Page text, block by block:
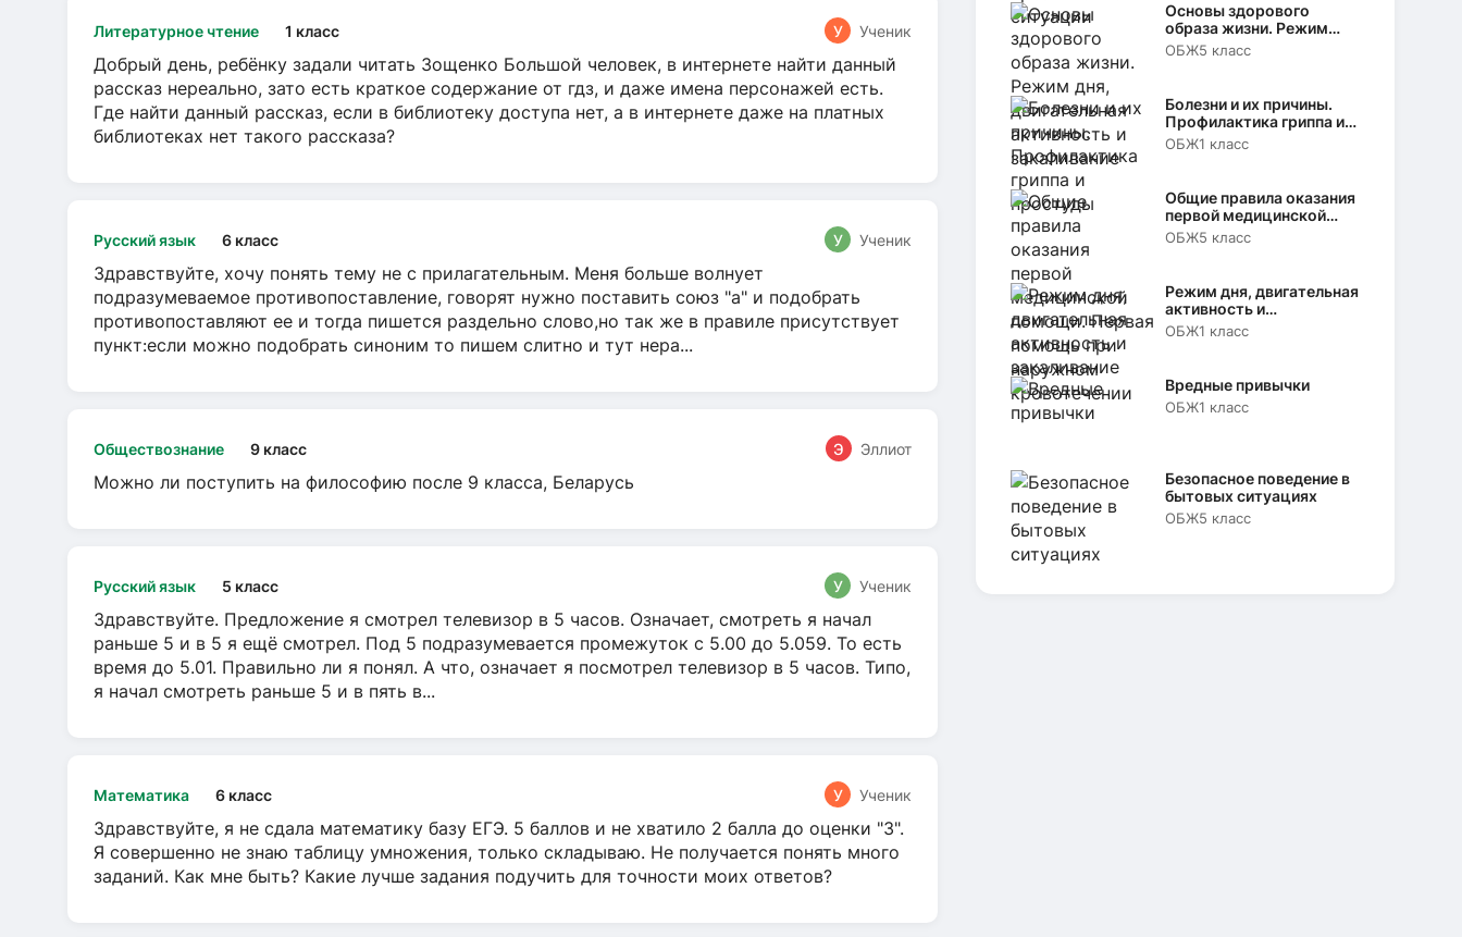
Основы здорового
образа жизни. Режим
дня, двигательная
ОБЖ5 класс
Болезни и их причины.
Профилактика гриппа и
простуды
ОБЖ1 класс
Общие правила оказания
первой медицинской
помощи. Первая помощь
ОБЖ5 класс
Режим дня, двигательная
активность и
закаливание
ОБЖ1 класс
Вредные привычки
ОБЖ1 класс
Безопасное поведение в
бытовых ситуациях
ОБЖ5 класс
Литературное чтение 1 класс У Ученик
Добрый день, ребёнку задали читать Зощенко Большой человек, в интернете найти данный
рассказ нереально, зато есть краткое содержание от гдз, и даже имена персонажей есть.
Где найти данный рассказ, если в библиотеку доступа нет, а в интернете даже на платных
библиотеках нет такого рассказа?
Русский язык 6 класс У Ученик
Здравствуйте, хочу понять тему не с прилагательным. Меня больше волнует
подразумеваемое противопоставление, говорят нужно поставить союз "а" и подобрать
противопоставляют ее и тогда пишется раздельно слово,но так же в правиле присутствует
пункт:если можно подобрать синоним то пишем слитно и тут нера...
Обществознание 9 класс Э Эллиот
Можно ли поступить на философию после 9 класса, Беларусь
Русский язык 5 класс У Ученик
Здравствуйте. Предложение я смотрел телевизор в 5 часов. Означает, смотреть я начал
раньше 5 и в 5 я ещё смотрел. Под 5 подразумевается промежуток с 5.00 до 5.059. То есть
время до 5.01. Правильно ли я понял. А что, означает я посмотрел телевизор в 5 часов. Типо,
я начал смотреть раньше 5 и в пять в...
Математика 6 класс У Ученик
Здравствуйте, я не сдала математику базу ЕГЭ. 5 баллов и не хватило 2 балла до оценки "3".
Я совершенно не знаю таблицу умножения, только складываю. Не получается понять много
заданий. Как мне быть? Какие лучше задания подучить для точности моих ответов?